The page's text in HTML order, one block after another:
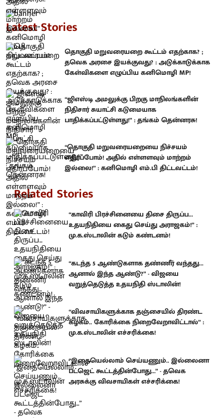
Latest Stories
தொகுதி மறுவரையறை கூட்டம் எதற்காக? ;
தவெக அரசை இயக்குவது? : அடுக்காடுக்காக
கேள்விகளை எழுப்பிய கனிமொழி MP!
“ஜிஎஸ்டி அமலுக்கு பிறகு மாநிலங்களின்
நிதிசார் சுயாட்சி கடுமையாக
பாதிக்கப்பட்டுள்ளது!” : தங்கம் தென்னரசு!
“தொகுதி மறுவரையறையை நிச்சயம்
எதிர்ப்போம்! அதில் எள்ளளவும் மாற்றம்
இல்லை!” : கனிமொழி எம்.பி திட்டவட்டம்!
Related Stories
“காவிரி பிரச்சினையை திசை திருப்ப...
உதயநிதியை கைது செய்து அராஜகம்!” :
மு.க.ஸ்டாலின் கடும் கண்டனம்!
“கடந்த 5 ஆண்டுகளாக தண்ணீர் வந்தது...
ஆனால் இந்த ஆண்டு?” - விஜயை
வறுத்தெடுத்த உதயநிதி ஸ்டாலின்!
“விவசாயிகளுக்காக தஞ்சையில் திரண்ட
கழகம்.. கோரிக்கை நிறைவேறாவிட்டால்” :
மு.க.ஸ்டாலின் எச்சரிக்கை!
“இதையெல்லாம் செய்யணும்.. இல்லைனா
பட்ஜெட் கூட்டத்தின்போது...” - தவெக
அரசுக்கு விவசாயிகள் எச்சரிக்கை!